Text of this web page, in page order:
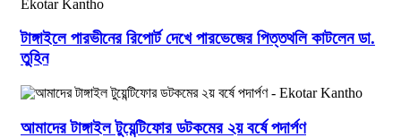
টাঙ্গাইলে পারভীনের রিপোর্ট দেখে পারভেজের পিত্তথলি কাটলেন ডা.
তুহিন
আমাদের টাঙ্গাইল টুয়েন্টিফোর ডটকমের ২য় বর্ষে পদার্পণ